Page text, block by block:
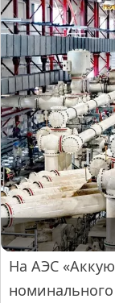
На АЭС